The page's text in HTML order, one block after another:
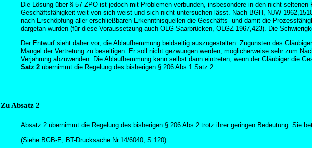
Die Lösung über § 57 ZPO ist jedoch mit Problemen verbunden, insbesondere in den nicht
Geschäftsfähigkeit weit von sich weist und sich nicht untersuchen lässt. Nach BGH, NJW
nach Erschöpfung aller erschließbaren Erkenntnisquellen die Geschäfts- und damit die
dargetan wurden (für diese Voraussetzung auch OLG Saarbrücken, OLGZ 1967,423). Die
Der Entwurf sieht daher vor, die Ablaufhemmung beidseitig auszugestalten. Zugunsten des
Mangel der Vertretung zu beseitigen. Er soll nicht gezwungen werden, möglicherweise sehr zum
Verjährung abzuwenden. Die Ablaufhemmung kann selbst dann eintreten, wenn der Gläubiger die
Satz 2 übernimmt die Regelung des bisherigen § 206 Abs.1 Satz 2.
Zu Absatz 2
Absatz 2 übernimmt die Regelung des bisherigen § 206 Abs.2 trotz ihrer geringen Bedeutung. Sie
(Siehe BGB-E, BT-Drucksache Nr.14/6040, S.120)